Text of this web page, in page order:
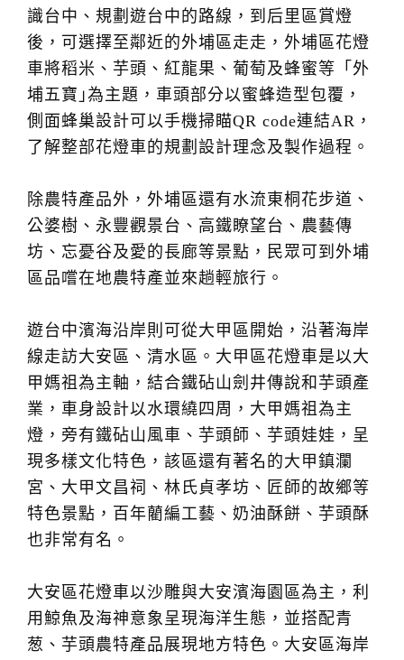
識台中、規劃遊台中的路線，到后里區賞燈
後，可選擇至鄰近的外埔區走走，外埔區花燈
車將稻米、芋頭、紅龍果、葡萄及蜂蜜等「外
埔五寶｣為主題，車頭部分以蜜蜂造型包覆，
側面蜂巢設計可以手機掃瞄QR code連結AR，
了解整部花燈車的規劃設計理念及製作過程。
除農特產品外，外埔區還有水流東桐花步道、
公婆樹、永豐觀景台、高鐵瞭望台、農藝傳
坊、忘憂谷及愛的長廊等景點，民眾可到外埔
區品嚐在地農特產並來趟輕旅行。
遊台中濱海沿岸則可從大甲區開始，沿著海岸
線走訪大安區、清水區。大甲區花燈車是以大
甲媽祖為主軸，結合鐵砧山劍井傳說和芋頭產
業，車身設計以水環繞四周，大甲媽祖為主
燈，旁有鐵砧山風車、芋頭師、芋頭娃娃，呈
現多樣文化特色，該區還有著名的大甲鎮瀾
宮、大甲文昌祠、林氏貞孝坊、匠師的故鄉等
特色景點，百年藺編工藝、奶油酥餅、芋頭酥
也非常有名。
大安區花燈車以沙雕與大安濱海園區為主，利
用鯨魚及海神意象呈現海洋生態，並搭配青
葱、芋頭農特產品展現地方特色。大安區海岸